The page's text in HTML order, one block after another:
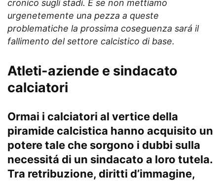
cronico sugli stadi. E se non mettiamo
urgenetemente una pezza a queste
problematiche la prossima coseguenza sará il
fallimento del settore calcistico di base.
Atleti-aziende e sindacato
calciatori
Ormai i calciatori al vertice della
piramide calcistica hanno acquisito un
potere tale che sorgono i dubbi sulla
necessitá di un sindacato a loro tutela.
Tra retribuzione, diritti d’immagine,